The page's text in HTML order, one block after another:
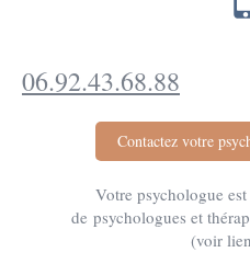
06.92.43.68.88
Contactez votre
Votre psychologue
de psychologues et
(voir